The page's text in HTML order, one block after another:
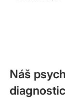
Náš